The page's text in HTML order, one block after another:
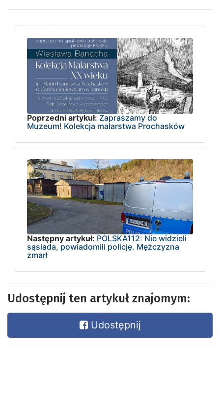
Poprzedni artykuł: Zapraszamy do
Muzeum! Kolekcja malarstwa Prochasków
Następny artykuł: POLSKA112: Nie widzieli
sąsiada, powiadomili policję. Mężczyzna
zmarł
Udostępnij ten artykuł znajomym:
Udostępnij